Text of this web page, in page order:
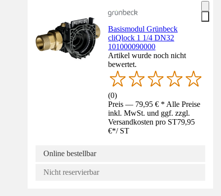
Basismodul Grünbeck
cliQlock 1 1/4 DN32
101000090000
Artikel wurde noch nicht
bewertet.
(0)
Preis — 79,95 € * Alle Preise
inkl. MwSt. und ggf. zzgl.
Versandkosten pro ST79,95
€*/ ST
Online bestellbar
Nicht reservierbar